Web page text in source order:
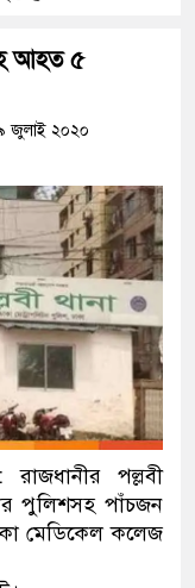
মডেল থানার
গ্রেফতার
টাকার জাল নোটসহ
সময় বেনজীরের
ও গণতন্ত্রের মূর্তমান
ডেভিড ইমনের কাছে
আহত ৫
জুলাই ২০২০
পল্লবী
পুলিশসহ পাঁচজন
মেডিকেল কলেজ